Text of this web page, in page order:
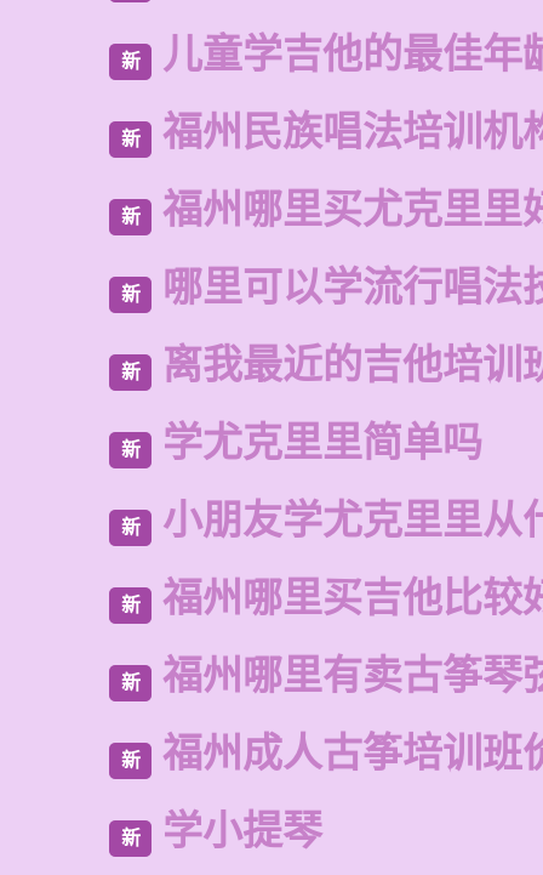
新 儿童学吉他的最佳年
新 福州民族唱法培训机
新 福州哪里买尤克里里
新 哪里可以学流行唱法
新 离我最近的吉他培训
新 学尤克里里简单吗
新 小朋友学尤克里里从
新 福州哪里买吉他比较
新 福州哪里有卖古筝琴
新 福州成人古筝培训班
新 学小提琴